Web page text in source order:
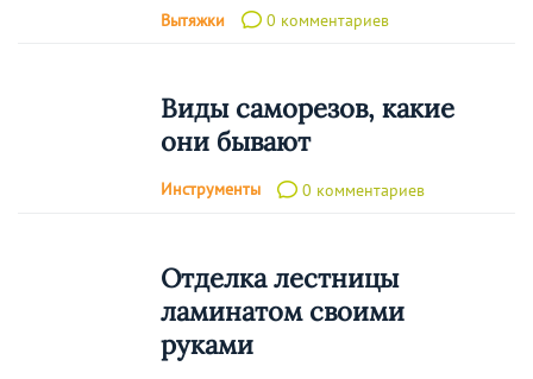
Вытяжки 0 комментариев
Виды саморезов, какие
они бывают
Инструменты 0 комментариев
Отделка лестницы
ламинатом своими
руками